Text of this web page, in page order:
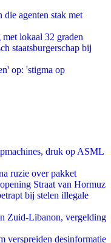
agenten stak met
lokaal 32 graden
staatsburgerschap bij
op: 'stigma op
druk op ASML
ruzie over pakket
Straat van Hormuz
bij stelen illegale
Zuid-Libanon, vergelding
verspreiden desinformatie